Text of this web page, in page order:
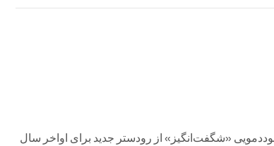
«شگفت‌انگیز» از رودستر جدید برای اواخر سال